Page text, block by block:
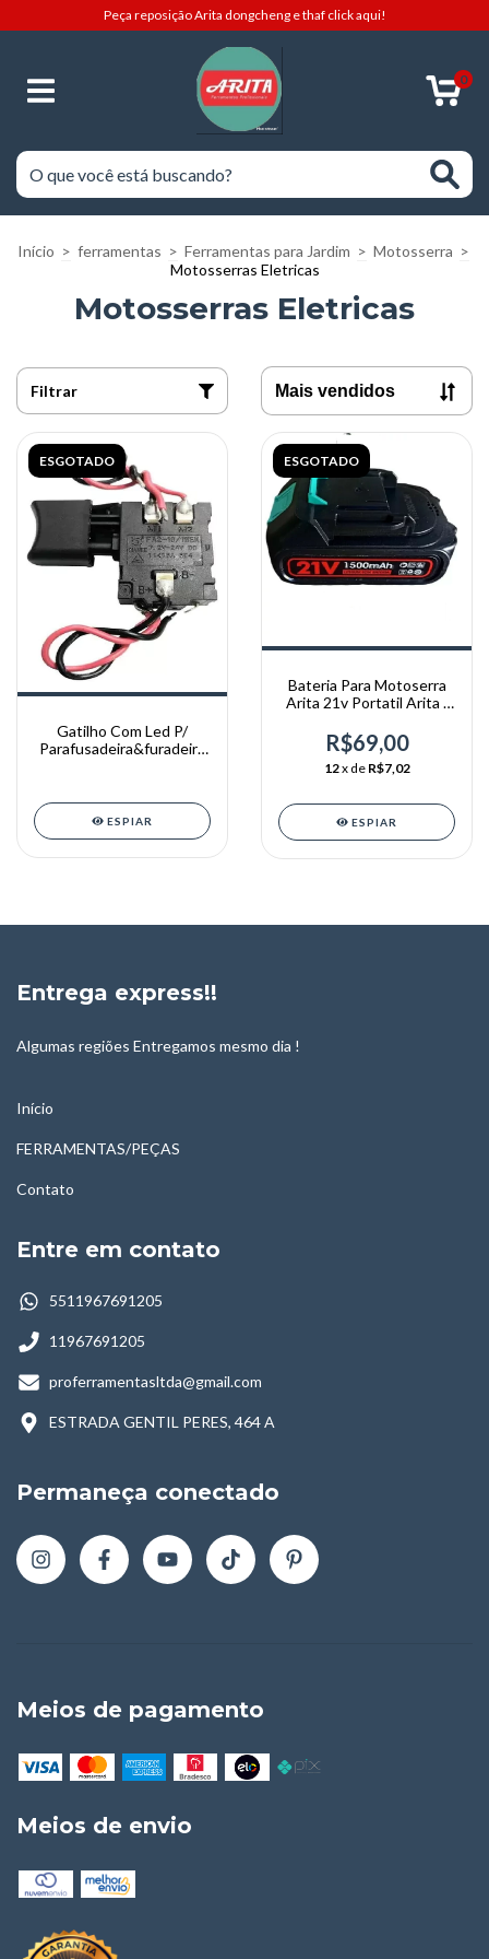
Peça reposição Arita dongcheng e thaf click aqui!
0
Início > ferramentas > Ferramentas para Jardim > Motosserra >
Motosserras Eletricas
Motosserras Eletricas
Filtrar
ESGOTADO
Gatilho Com Led P/
Parafusadeira&furadeira
ESPIAR
ESGOTADO
Bateria Para Motoserra
Arita 21v Portatil Arita /
R$69,00
12x de R$7,02
ESPIAR
Entrega express!!
Algumas regiões Entregamos mesmo dia !
Início
FERRAMENTAS/PEÇAS
Contato
Entre em contato
5511967691205
11967691205
proferramentasltda@gmail.com
ESTRADA GENTIL PERES, 464 A
Permaneça conectado
Meios de pagamento
Meios de envio